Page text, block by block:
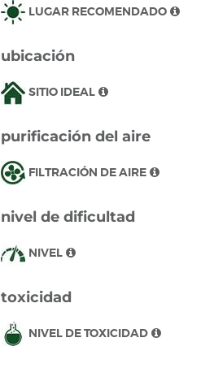
LUGAR RECOMENDADO
ubicación
SITIO IDEAL
purificación del aire
FILTRACIÓN DE AIRE
nivel de dificultad
NIVEL
toxicidad
NIVEL DE TOXICIDAD